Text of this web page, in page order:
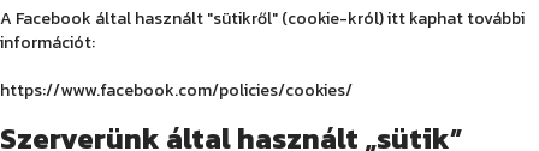
A Facebook által használt "sütikről" (cookie-król) itt kaphat további
információt:
https://www.facebook.com/policies/cookies/
Szerverünk által használt „sütik”